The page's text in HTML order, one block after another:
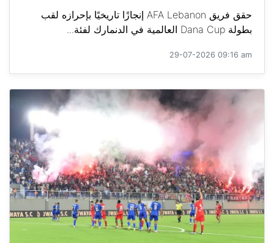
حقق فريق AFA Lebanon إنجازًا تاريخيًا بإحرازه لقب
بطولة Dana Cup العالمية في الدنمارك لفئة...
29-07-2026 09:16 am